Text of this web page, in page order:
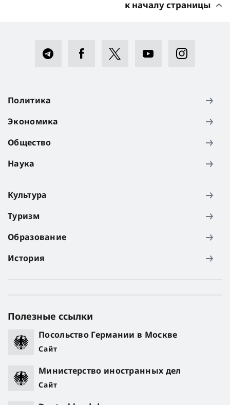
к началу страницы
Политика
Экономика
Общество
Наука
Культура
Туризм
Образование
История
Полезные ссылки
Посольство Германии в Москве
Сайт
Министерство иностранных дел
Сайт